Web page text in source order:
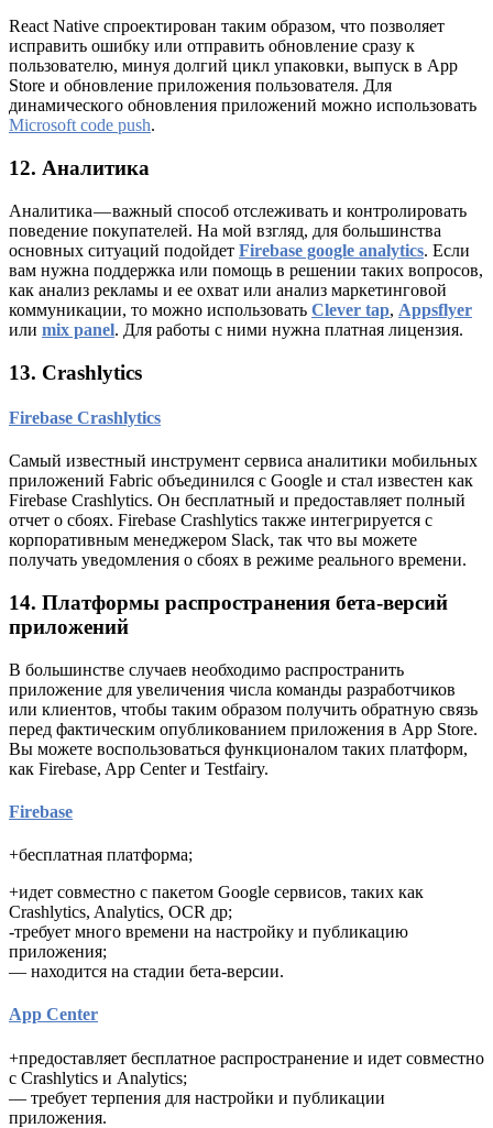
React Native спроектирован таким образом, что позволяет
исправить ошибку или отправить обновление сразу к
пользователю, минуя долгий цикл упаковки, выпуск в App
Store и обновление приложения пользователя. Для
динамического обновления приложений можно использовать
Microsoft code push.
12. Аналитика
Аналитика — важный способ отслеживать и контролировать
поведение покупателей. На мой взгляд, для большинства
основных ситуаций подойдет Firebase google analytics. Если
вам нужна поддержка или помощь в решении таких вопросов,
как анализ рекламы и ее охват или анализ маркетинговой
коммуникации, то можно использовать Clever tap, Appsflyer
или mix panel. Для работы с ними нужна платная лицензия.
13. Crashlytics
Firebase Crashlytics
Самый известный инструмент сервиса аналитики мобильных
приложений Fabric объединился с Google и стал известен как
Firebase Crashlytics. Он бесплатный и предоставляет полный
отчет о сбоях. Firebase Crashlytics также интегрируется с
корпоративным менеджером Slack, так что вы можете
получать уведомления о сбоях в режиме реального времени.
14. Платформы распространения бета-версий
приложений
В большинстве случаев необходимо распространить
приложение для увеличения числа команды разработчиков
или клиентов, чтобы таким образом получить обратную связь
перед фактическим опубликованием приложения в App Store.
Вы можете воспользоваться функционалом таких платформ,
как Firebase, App Center и Testfairy.
Firebase
+бесплатная платформа;
+идет совместно с пакетом Google сервисов, таких как
Crashlytics, Analytics, OCR др;
-требует много времени на настройку и публикацию
приложения;
— находится на стадии бета-версии.
App Center
+предоставляет бесплатное распространение и идет совместно
с Crashlytics и Analytics;
— требует терпения для настройки и публикации
приложения.